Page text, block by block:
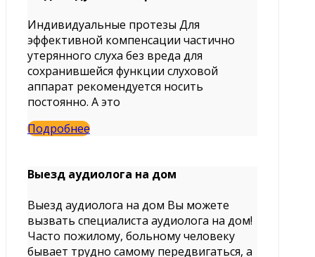
Индивидуальные протезы Для
эффективной компенсации частично
утерянного слуха без вреда для
сохранившейся функции слуховой
аппарат рекомендуется носить
постоянно. А это
Подробнее
Выезд аудиолога на дом
Выезд аудиолога на дом Вы можете
вызвать специалиста аудиолога на дом!
Часто пожилому, больному человеку
бывает трудно самому передвигаться, а